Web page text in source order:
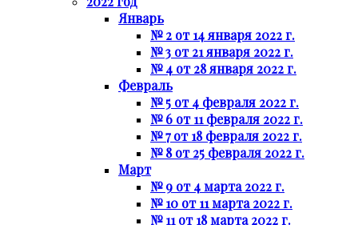
Январь
№ 2 от 14 января 2022 г.
№ 3 от 21 января 2022 г.
№ 4 от 28 января 2022 г.
Февраль
№ 5 от 4 февраля 2022 г.
№ 6 от 11 февраля 2022 г.
№ 7 от 18 февраля 2022 г.
№ 8 от 25 февраля 2022 г.
Март
№ 9 от 4 марта 2022 г.
№ 10 от 11 марта 2022 г.
№ 11 от 18 марта 2022 г.